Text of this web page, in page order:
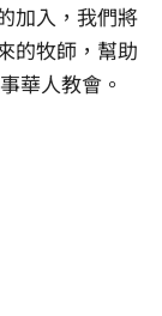
加入，我們將
的牧師，幫助
華人教會。